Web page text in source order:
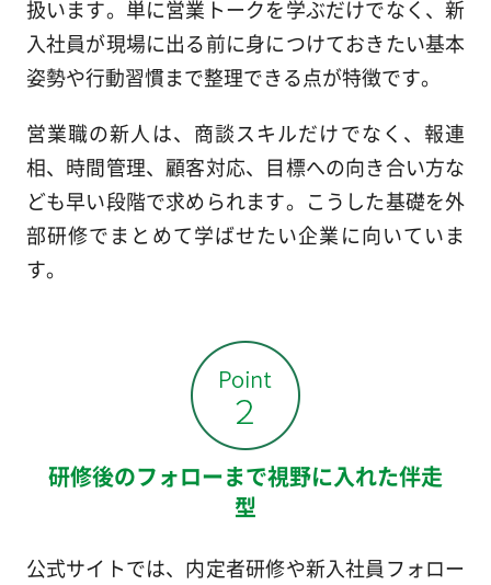
扱います。単に営業トークを学ぶだけでなく、新
入社員が現場に出る前に身につけておきたい基本
姿勢や行動習慣まで整理できる点が特徴です。
営業職の新人は、商談スキルだけでなく、報連
相、時間管理、顧客対応、目標への向き合い方な
ども早い段階で求められます。こうした基礎を外
部研修でまとめて学ばせたい企業に向いていま
す。
研修後のフォローまで視野に入れた伴走
型
公式サイトでは、内定者研修や新入社員フォロー